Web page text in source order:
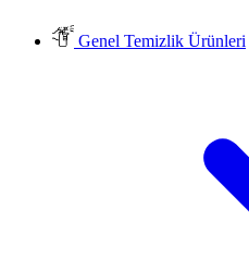
Genel Temizlik Ürünleri